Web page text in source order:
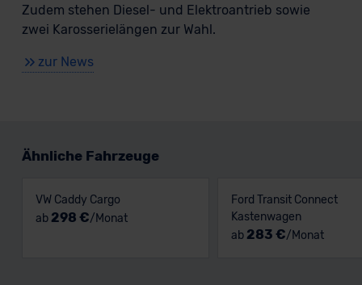
Zudem stehen Diesel- und Elektroantrieb sowie
zwei Karosserielängen zur Wahl.
zur News
Ähnliche Fahrzeuge
VW Caddy Cargo
ab 298 €/Monat
Ford Transit Connect
Kastenwagen
ab 283 €/Monat